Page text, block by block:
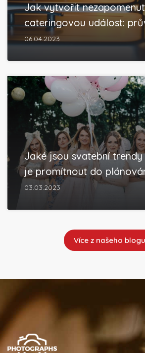
Jak vytvořit
cateringovou událost:
06.04.2023
Jaké jsou svatební
je promítnout do
03.03.2023
Více z našeho blogu